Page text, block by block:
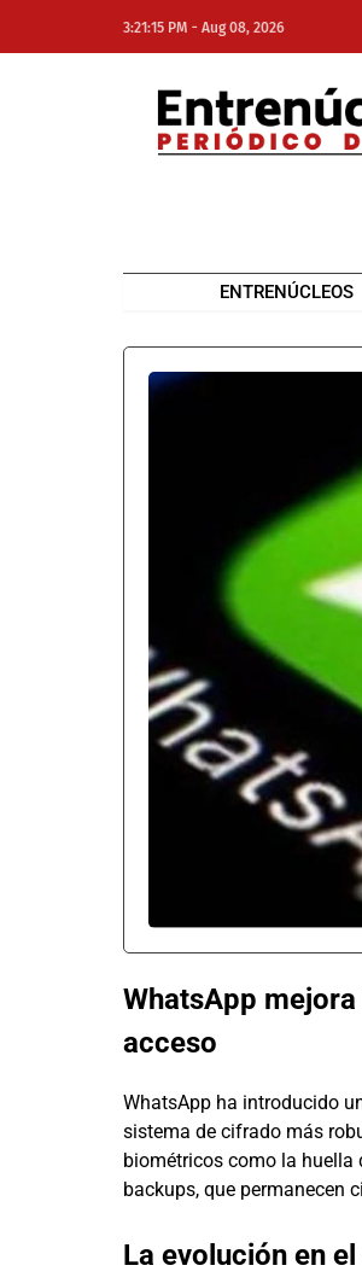
3:21:15 PM - Aug 08, 2026
ENTRENÚCLEOS
WhatsApp
acceso
WhatsApp ha introducido
sistema de cifrado más
biométricos como la huella
backups, que permanecen
La evolución en